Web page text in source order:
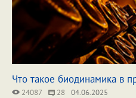
Что такое биодинамика в
24087 28 04.06.2025